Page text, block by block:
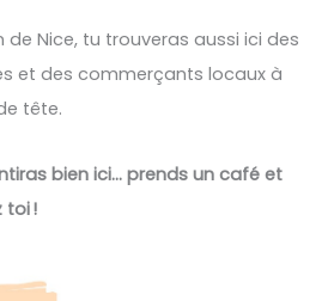
de Nice, tu trouveras aussi ici des
et des commerçants locaux à
tête.
bien ici… prends un café et
toi !